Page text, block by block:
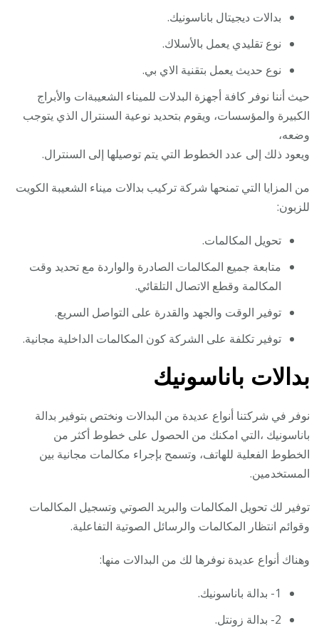
بدالات ديجيتال باناسونيك.
نوع تقليدي يعمل بالأسلاك.
نوع حديث يعمل بتقنية الاي بي.
حيث أننا نوفر كافة أجهزة البدلات للميناء الشعيبةات والأبراج
الكبيرة والمؤسسات، ويقوم بتحديد نوعية السنترال الذي يتوجب
وضعه،
ويعود ذلك إلى عدد الخطوط التي يتم توصيلها إلى السنترال.
من المزايا التي تمنحها شركة تركيب بدالات ميناء الشعيبة الكويت
للزبون:
تحويل المكالمات.
متابعة جميع المكالمات الصادرة والواردة مع تحديد وقت
المكالمة وقطع الاتصال التلقائي.
توفير الوقت والجهد والقدرة على التواصل السريع.
توفير تكلفة على الشركة كون المكالمات الداخلية مجانية.
بدالات باناسونيك
نوفر في شركتنا أنواع عديدة من البدالات ونختص بتوفير بدالة
باناسونيك ،التي امكنك من الحصول على خطوط أكثر من
الخطوط الفعلية للهاتف، وتسمح بإجراء مكالمات مجانية بين
المستخدمين.
توفير لك تحويل المكالمات والبريد الصوتي وتسجيل المكالمات
وقوائم انتظار المكالمات والرسائل الصوتية التفاعلية.
وهناك أنواع عديدة نوفرها لك من البدالات منها:
1- بدالة باناسونيك.
2- بدالة زونتل.